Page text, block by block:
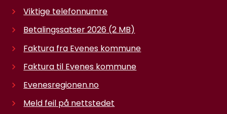
Viktige telefonnumre
Betalingssatser 2026 (2 MB)
Faktura fra Evenes kommune
Faktura til Evenes kommune
Evenesregionen.no
Meld feil på nettstedet